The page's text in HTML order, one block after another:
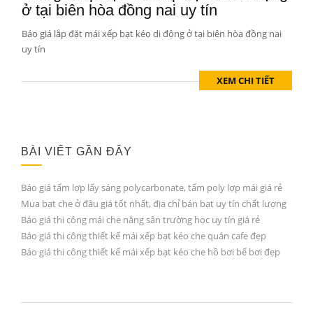
ở tại biên hòa đồng nai uy tín
Báo giá lắp đặt mái xếp bạt kéo di động ở tại biên hòa đồng nai
uy tín
XEM CHI TIẾT
BÀI VIẾT GẦN ĐÂY
Báo giá tấm lợp lấy sáng polycarbonate, tấm poly lợp mái giá rẻ
Mua bạt che ở đâu giá tốt nhất, địa chỉ bán bạt uy tín chất lượng
Báo giá thi công mái che nắng sân trường học uy tín giá rẻ
Báo giá thi công thiết kế mái xếp bạt kéo che quán cafe đẹp
Báo giá thi công thiết kế mái xếp bạt kéo che hồ bơi bể bơi đẹp